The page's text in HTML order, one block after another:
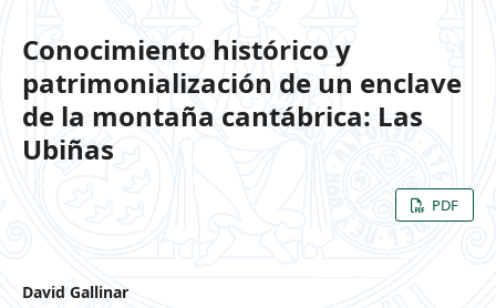
Conocimiento histórico y
patrimonialización de un enclave
de la montaña cantábrica: Las
Ubiñas
PDF
David Gallinar